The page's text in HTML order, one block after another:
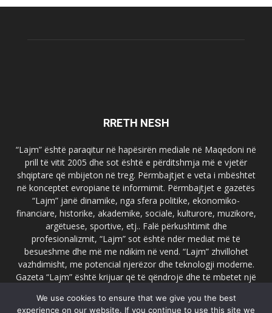
RRETH NESH
“Lajm” është paraqitur në hapësirën mediale në Maqedoni në
prill të vitit 2005 dhe sot është e përditshmja më e vjetër
shqiptare që mbijeton në treg. Përmbajtjet e veta i mbështet
në konceptet evropiane të informimit. Përmbajtjet e gazetës
“Lajm” janë dinamike, nga sfera politike, ekonomiko-
financiare, historike, akademike, sociale, kulturore, muzikore,
argëtuese, sportive, etj.. Falë përkushtimit dhe
profesionalizmit, “Lajm” sot është ndër mediat më të
besueshme dhe më me ndikim në vend. “Lajm” zhvillohet
vazhdimisht, me potencial njerëzor dhe teknologji moderne.
Gazeta “Lajm” është krijuar që të qëndrojë dhe të mbetet një
faqja zyrtare e gazetës “Lajm”, www.lajmpress.org është një
We use cookies to ensure that we give you the best
experience on our website. If you continue to use this site we